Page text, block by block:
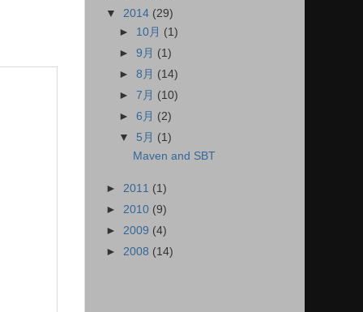
▼ 2014 (29)
► 10月 (1)
►9月 (1)
►8月 (14)
►7月 (10)
►6月 (2)
▼ 5月 (1)
Maven and SBT
► 2011 (1)
► 2010 (9)
► 2009 (4)
► 2008 (14)